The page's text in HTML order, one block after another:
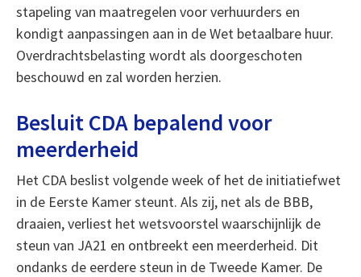
stapeling van maatregelen voor verhuurders en
kondigt aanpassingen aan in de Wet betaalbare huur.
Overdrachtsbelasting wordt als doorgeschoten
beschouwd en zal worden herzien.
Besluit CDA bepalend voor
meerderheid
Het CDA beslist volgende week of het de initiatiefwet
in de Eerste Kamer steunt. Als zij, net als de BBB,
draaien, verliest het wetsvoorstel waarschijnlijk de
steun van JA21 en ontbreekt een meerderheid. Dit
ondanks de eerdere steun in de Tweede Kamer. De